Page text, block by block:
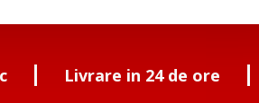
Livrare in 24 de ore